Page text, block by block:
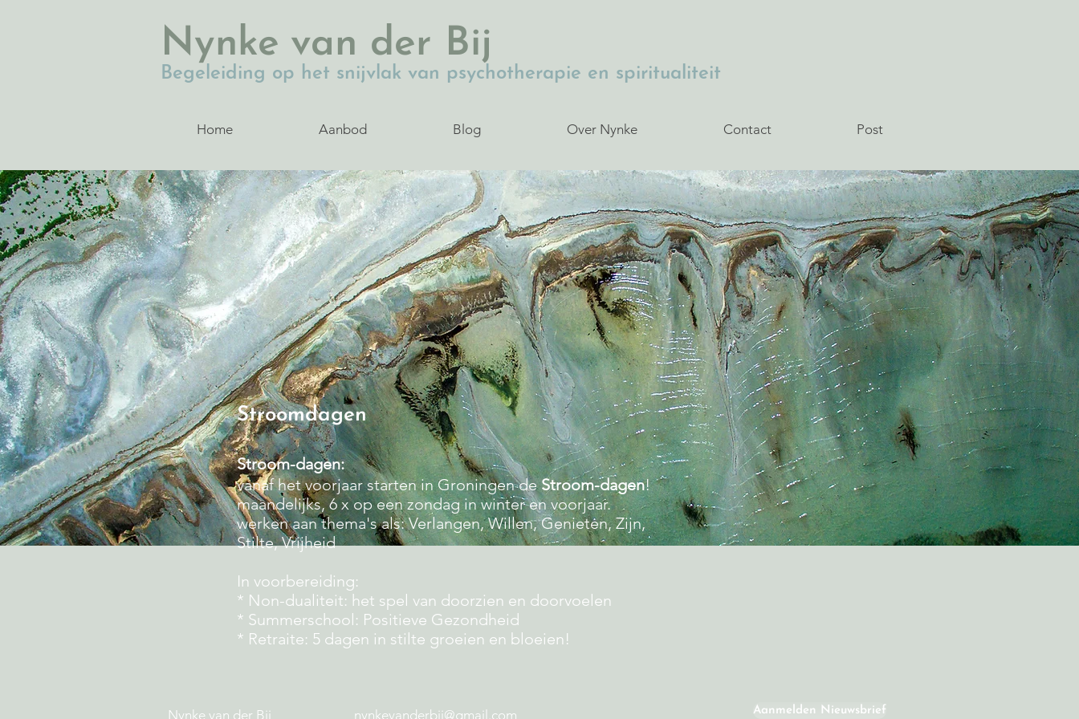
Nynke van der Bij
Begeleiding op het snijvlak van psychotherapie en spiritualiteit
Home Aanbod Blog Over Nynke Contact Post
Stroomdagen
Stroom-dagen:
vanaf het voorjaar starten in Groningen deStroom-dagen!
maandelijks, 6 x op een zondag in winter en voorjaar.
werken aan thema's als: Verlangen, Willen, Genieten, Zijn,
Stilte, Vrijheid
In voorbereiding:
* Non-dualiteit: het spel van doorzien en doorvoelen
* Summerschool: Positieve Gezondheid
* Retraite: 5 dagen in stilte groeien en bloeien!
Nynke van der Bij nynkevanderbij@gmail.com Aanmelden Nieuwsbrief